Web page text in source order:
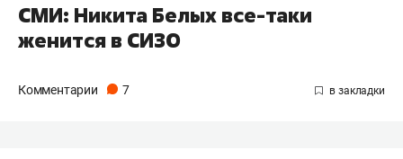
СМИ: Никита Белых все-таки
женится в СИЗО
Комментарии 7